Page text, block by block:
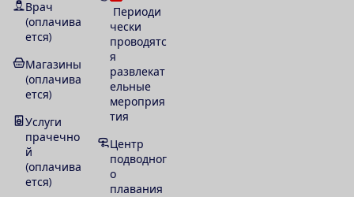
Врач
(оплачива
ется)
Магазины
(оплачива
ется)
Услуги
прачечно
й
(оплачива
ется)
Периоди
чески
проводятс
я
развлекат
ельные
мероприя
тия
Центр
подводног
о
плавания